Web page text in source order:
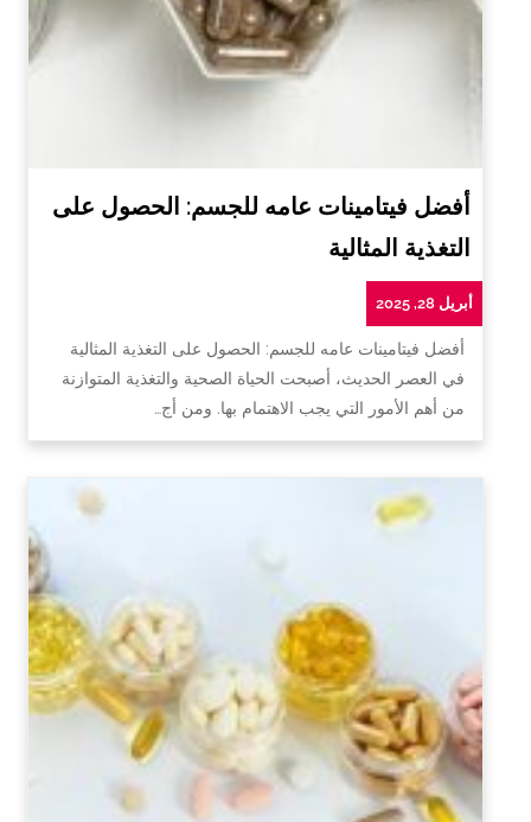
أفضل فيتامينات عامه للجسم: الحصول على
التغذية المثالية
أبريل 28, 2025
أفضل فيتامينات عامه للجسم: الحصول على التغذية المثالية
في العصر الحديث، أصبحت الحياة الصحية والتغذية المتوازنة
من أهم الأمور التي يجب الاهتمام بها. ومن أج…